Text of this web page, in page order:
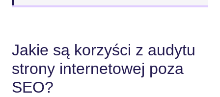
Jakie są korzyści z audytu
strony internetowej poza
SEO?